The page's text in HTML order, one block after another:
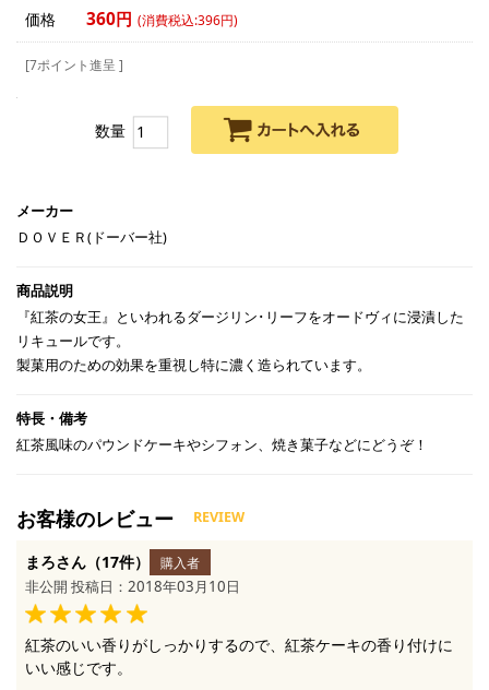
価格 360円 (消費税込:396円)
[7ポイント進呈 ]
数量
ＤＯＶＥＲ(ドーバー社)
『紅茶の女王』といわれるダージリン･リーフをオードヴィに浸漬した
リキュールです。
製菓用のための効果を重視し特に濃く造られています。
紅茶風味のパウンドケーキやシフォン、焼き菓子などにどうぞ！
まろさん（17件） 購入者
非公開 投稿日：2018年03月10日
紅茶のいい香りがしっかりするので、紅茶ケーキの香り付けに
いい感じです。